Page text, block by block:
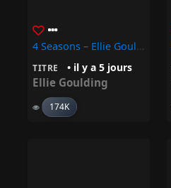
4 Seasons – Ellie Goulding
TITRE • il y a 5 jours
Ellie Goulding
174K